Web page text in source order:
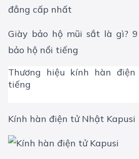
đẳng cấp nhất
Giày bảo hộ mũi sắt là gì?
bảo hộ nổi tiếng
Thương hiệu kính hàn
tiếng
Kính hàn điện tử Nhật Kapusi